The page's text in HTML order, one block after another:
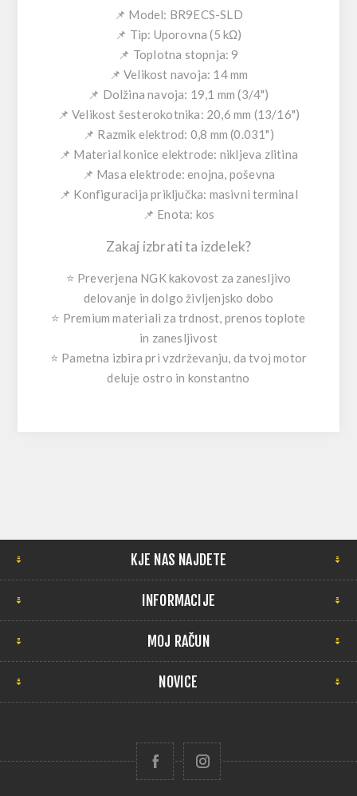
📌 Model: BR9ECS-SLD
📌 Tip: Uporovna (5 kΩ)
📌 Toplotna stopnja: 9
📌 Velikost navoja: 14 mm
📌 Dolžina navoja: 19,1 mm (3/4")
📌 Velikost šesterokotnika: 20,6 mm (13/16")
📌 Razmik elektrod: 0,8 mm (0.031")
📌 Material konice elektrode: nikljeva zlitina
📌 Masa elektrode: enojna, poševna
📌 Konfiguracija priključka: masivni terminal
📌 Enota: kos
Zakaj izbrati ta izdelek?
⭐ Preverjena NGK kakovost za zanesljivo
delovanje in dolgo življenjsko dobo
⭐ Premium materiali za trdnost, prenos toplote
in zanesljivost
⭐ Pametna izbira pri vzdrževanju, da tvoj motor
deluje ostro in konstantno
KJE NAS NAJDETE
INFORMACIJE
MOJ RAČUN
NOVICE